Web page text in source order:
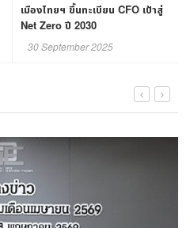
เมืองไทยฯ ขึ้นทะเบียน CFO เป้าสู่
Net Zero ปี 2030
30 September 2025